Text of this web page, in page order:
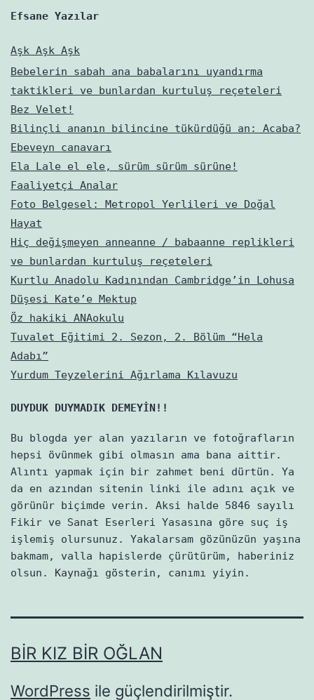
Efsane Yazılar
Aşk Aşk Aşk
Bebelerin sabah ana babalarını uyandırma
taktikleri ve bunlardan kurtuluş reçeteleri
Bez Velet!
Bilinçli ananın bilincine tükürdüğü an: Acaba?
Ebeveyn canavarı
Ela Lale el ele, sürüm sürüm sürüne!
Faaliyetçi Analar
Foto Belgesel: Metropol Yerlileri ve Doğal
Hayat
Hiç değişmeyen anneanne / babaanne replikleri
ve bunlardan kurtuluş reçeteleri
Kurtlu Anadolu Kadınından Cambridge’in Lohusa
Düşesi Kate’e Mektup
Öz hakiki ANAokulu
Tuvalet Eğitimi 2. Sezon, 2. Bölüm “Hela
Adabı”
Yurdum Teyzelerini Ağırlama Kılavuzu
DUYDUK DUYMADIK DEMEYİN!!
Bu blogda yer alan yazıların ve fotoğrafların
hepsi övünmek gibi olmasın ama bana aittir.
Alıntı yapmak için bir zahmet beni dürtün. Ya
da en azından sitenin linki ile adını açık ve
görünür biçimde verin. Aksi halde 5846 sayılı
Fikir ve Sanat Eserleri Yasasına göre suç iş
işlemiş olursunuz. Yakalarsam gözünüzün yaşına
bakmam, valla hapislerde çürütürüm, haberiniz
olsun. Kaynağı gösterin, canımı yiyin.
BIR KIZ BIR OĞLAN
WordPress ile güçlendirilmiştir.